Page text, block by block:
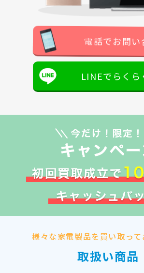
電話でお問い
LINEでらくら
様々な家電製品を買い取って
取扱い商品